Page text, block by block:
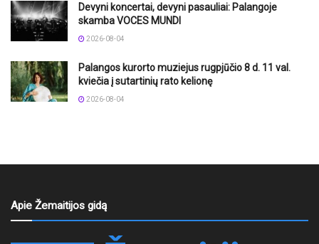
Devyni koncertai, devyni pasauliai: Palangoje
skamba VOCES MUNDI
2026-08-04
Palangos kurorto muziejus rugpjūčio 8 d. 11 val.
kviečia į sutartinių rato kelionę
2026-08-04
Apie Žemaitijos gidą